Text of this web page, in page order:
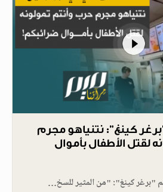
كينغ": نتنياهو مجرم
لقتل الأطفال بأموال
"برغر كينغ": "من المثير للسخ…